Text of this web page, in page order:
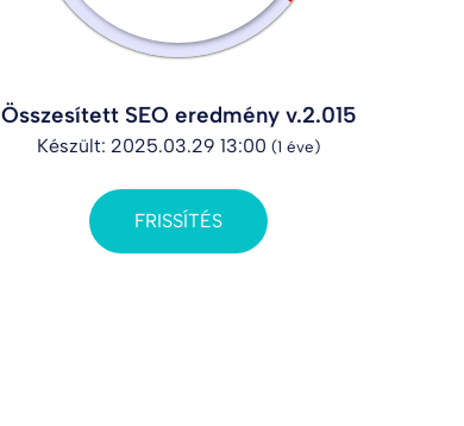
Összesített SEO eredmény v.2.015
Készült: 2025.03.29 13:00(1 éve)
FRISSÍTÉS